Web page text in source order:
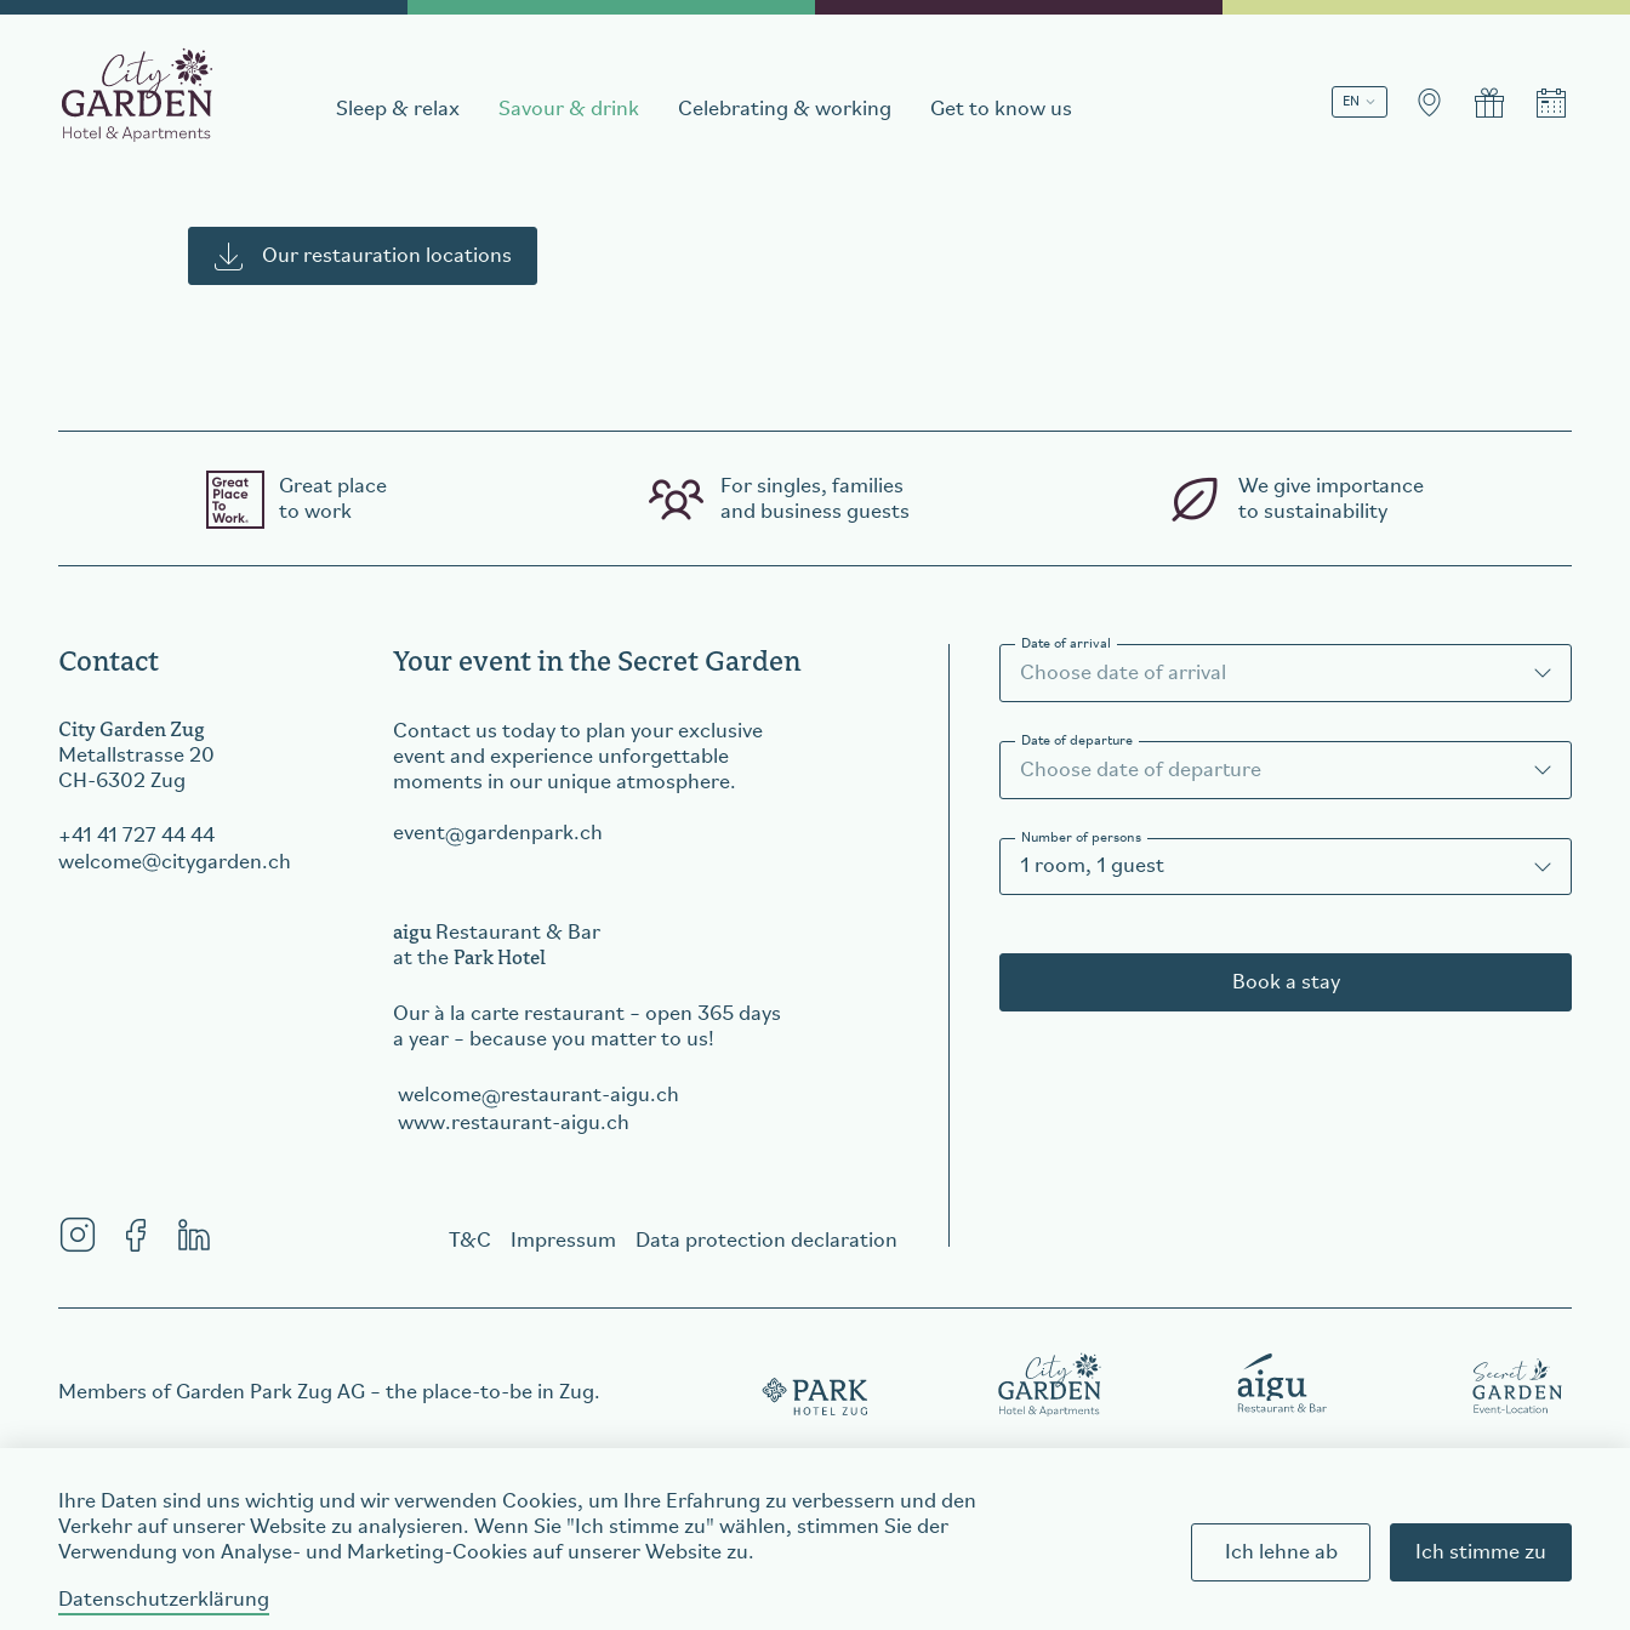
Sleep & relax Savour & drink Celebrating & working Get to know us
Book your table
Order a gift voucher welcome citygarden.ch
Our restauration locations
Ihre Daten sind uns wichtig und wir verwenden Cookies, um Ihre Erfahrung zu verbessern und den
Verkehr auf unserer Website zu analysieren. Wenn Sie "Ich stimme zu" wählen, stimmen Sie der
Verwendung von Analyse- und Marketing-Cookies auf unserer Website zu.
Datenschutzerklärung
Ich lehne ab Ich stimme zu
Great place
to work
For singles, families
and business guests
We give importance
to sustainability
Contact
City Garden Zug
Metallstrasse 20
CH-6302 Zug
+41 41 727 44 44
welcome
citygarden.ch
Your event in the Secret Garden
Contact us today to plan your exclusive
event and experience unforgettable
moments in our unique atmosphere.
event gardenpark.ch
aigu Restaurant & Bar
at thePark Hotel
Our à la carte restaurant – open 365 days
a year – because you matter to us!
welcome
restaurant-aigu.ch
www.restaurant-aigu.ch
T&C Impressum Data protection declaration
Date of arrival
Date of departure
Number of persons
1 room, 1 guest
Book a stay
Members of Garden Park Zug AG – the place-to-be in Zug.